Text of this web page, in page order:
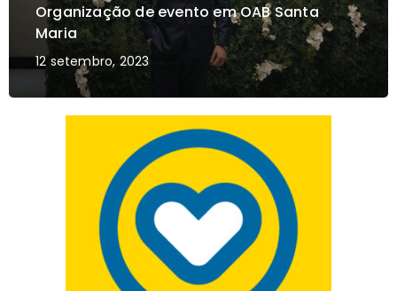
Organização de evento em OAB Santa
Maria
12 setembro, 2023